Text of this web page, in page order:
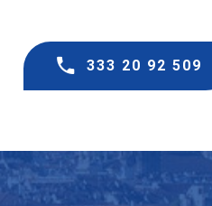
333 20 92 509